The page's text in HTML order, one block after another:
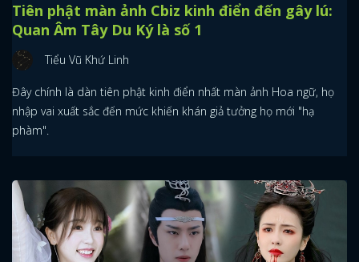
Tiên phật màn ảnh Cbiz kinh điển đến gây lú:
Quan Âm Tây Du Ký là số 1
Tiểu Vũ Khứ Linh
Đây chính là dàn tiên phật kinh điển nhất màn ảnh Hoa ngữ, họ
nhập vai xuất sắc đến mức khiến khán giả tưởng họ mới "hạ
phàm".